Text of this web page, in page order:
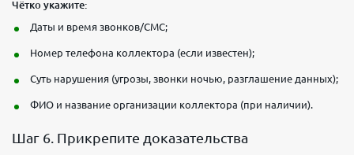
Чётко укажите:
Даты и время звонков/СМС;
Номер телефона коллектора (если известен);
Суть нарушения (угрозы, звонки ночью, разглашение данных);
ФИО и название организации коллектора (при наличии).
Шаг 6. Прикрепите доказательства